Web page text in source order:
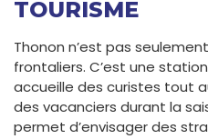
TOURISME
Thonon n’est pas
frontaliers. C’est une
accueille des curistes tout
des vacanciers durant la
permet d’envisager des